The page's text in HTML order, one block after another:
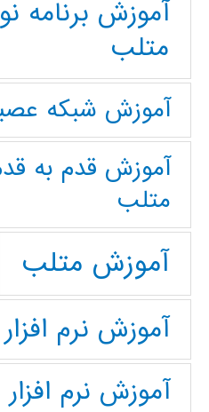
آموزش برنامه
متلب
آموزش شبکه
آموزش قدم به قدم
متلب
آموزش متلب
آموزش نرم افزار MATLAB
آموزش نرم